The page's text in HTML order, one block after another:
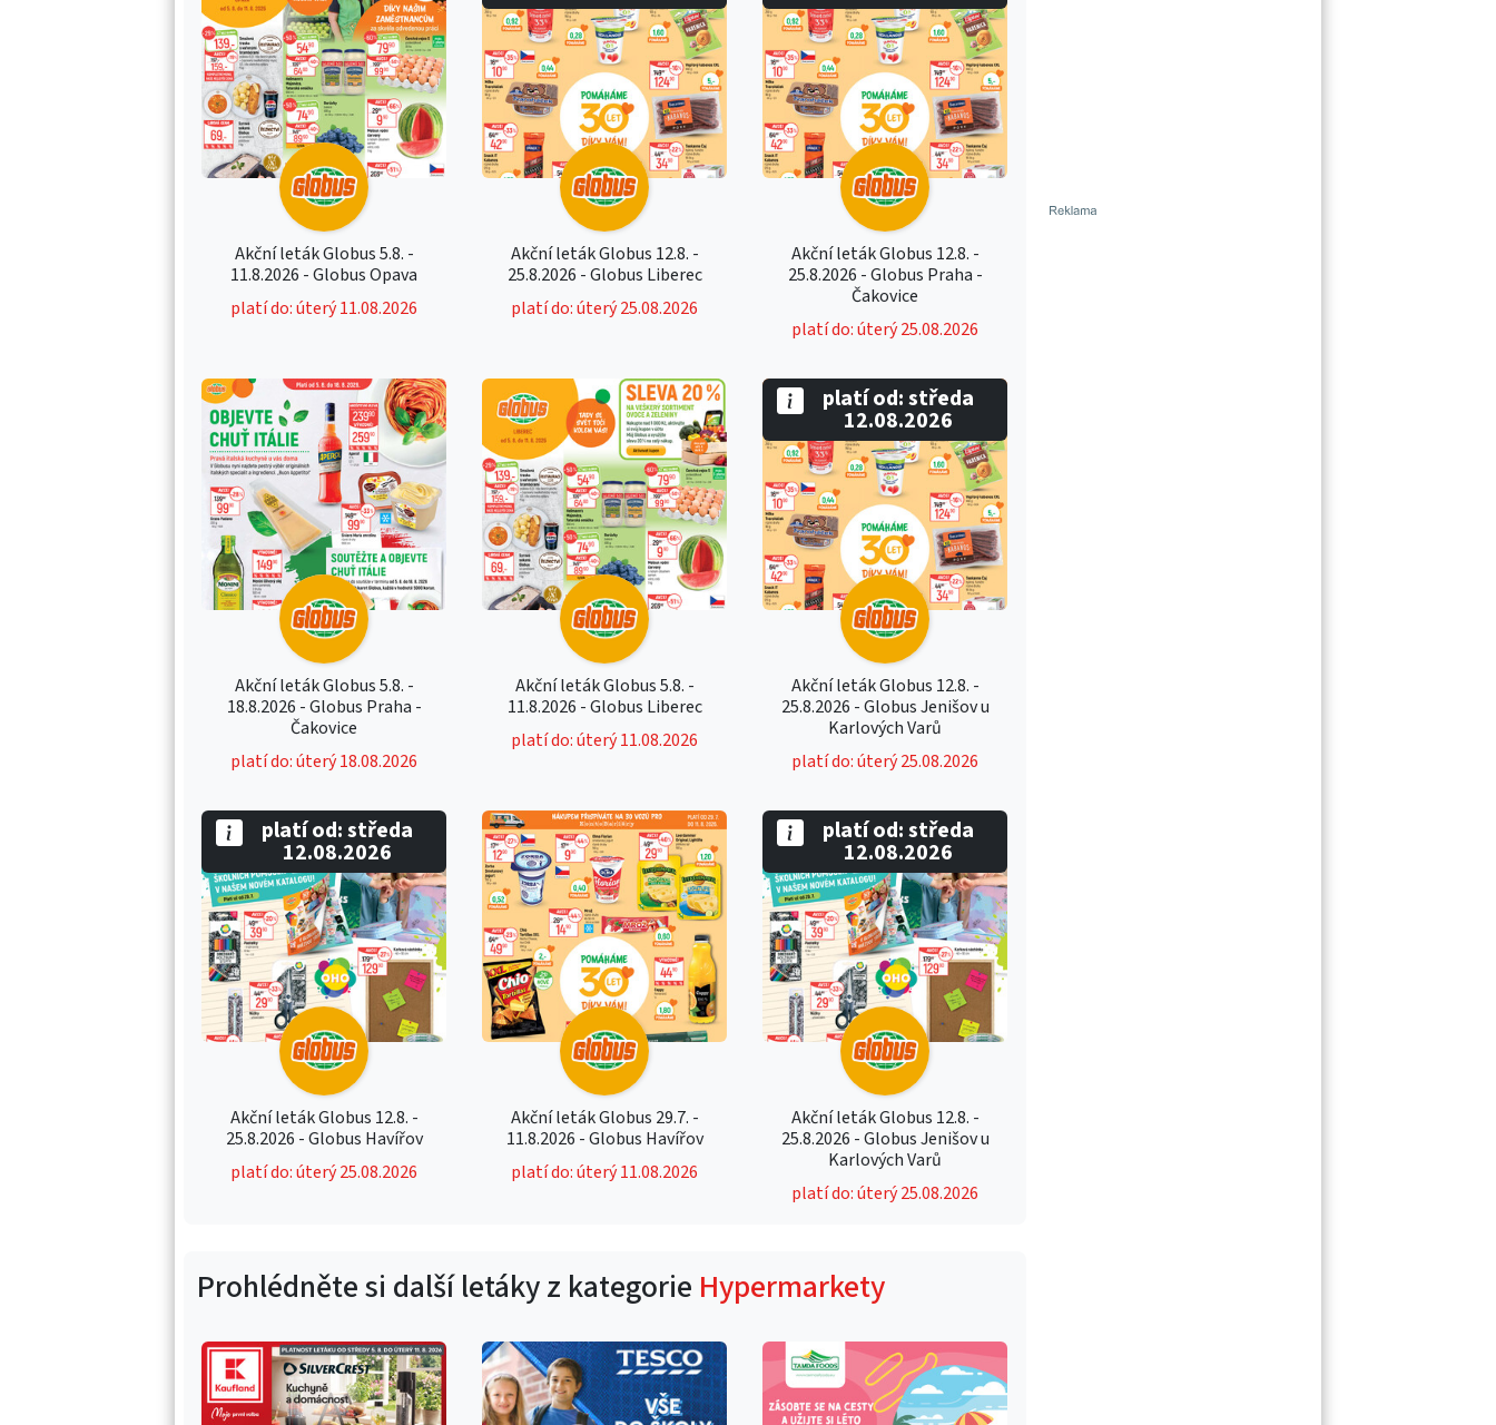
Akční leták Globus 5.8. -
11.8.2026 - Globus Opava
platí do: úterý 11.08.2026
Akční leták Globus 12.8. -
25.8.2026 - Globus Liberec
platí do: úterý 25.08.2026
Akční leták Globus 12.8. -
25.8.2026 - Globus Praha -
Čakovice
platí do: úterý 25.08.2026
Akční leták Globus 5.8. -
18.8.2026 - Globus Praha -
Čakovice
platí do: úterý 18.08.2026
Akční leták Globus 5.8. -
11.8.2026 - Globus Liberec
platí do: úterý 11.08.2026
Akční leták Globus 12.8. -
25.8.2026 - Globus Jenišov u
Karlových Varů
platí do: úterý 25.08.2026
platí od: středa
12.08.2026
Akční leták Globus 12.8. -
25.8.2026 - Globus Havířov
platí do: úterý 25.08.2026
platí od: středa
12.08.2026
Akční leták Globus 29.7. -
11.8.2026 - Globus Havířov
platí do: úterý 11.08.2026
Akční leták Globus 12.8. -
25.8.2026 - Globus Jenišov u
Karlových Varů
platí do: úterý 25.08.2026
platí od: středa
12.08.2026
Prohlédněte si další letáky z kategorie Hypermarkety